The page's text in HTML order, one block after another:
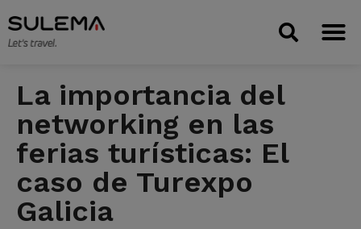
La importancia del
networking en las
ferias turísticas: El
caso de Turexpo
Galicia